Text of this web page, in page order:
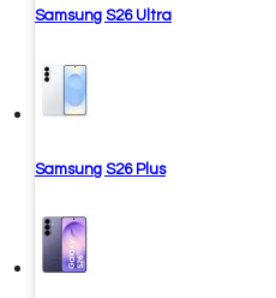
Samsung S26 Ultra
Samsung S26 Plus